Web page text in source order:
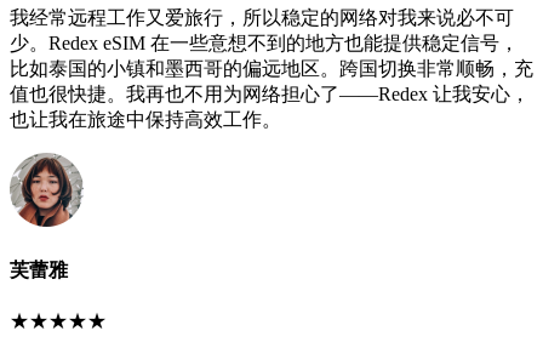
我经常远程工作又爱旅行，所以稳定的网络对我来说必不可
少。Redex eSIM 在一些意想不到的地方也能提供稳定信号，
比如泰国的小镇和墨西哥的偏远地区。跨国切换非常顺畅，充
值也很快捷。我再也不用为网络担心了——Redex 让我安心，
也让我在旅途中保持高效工作。
芙蕾雅
★★★★★